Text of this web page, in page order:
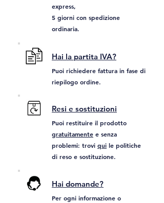
lavoro, divisa da
ristorazione e divise aziendali
express,
5 giorni con spedizione
ordinaria.
Hai la partita IVA?
Puoi richiedere fattura in fase di
riepilogo ordine.
Resi e sostituzioni
Puoi restituire il prodotto
gratuitamente e senza
problemi: trovi qui le politiche
di reso e sostituzione.
Hai domande?
Per ogni informazione o